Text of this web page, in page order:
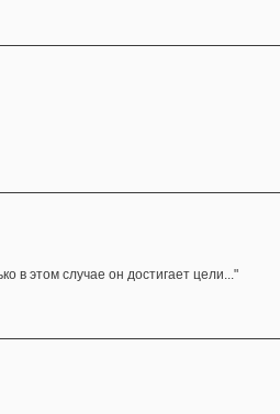
в этом случае он достигает цели..."